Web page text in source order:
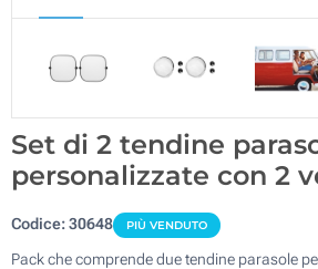
Set di 2 tendine
personalizzate con 2
Codice:30648 PIÙ VENDUTO
Pack che comprende due tendine parasole